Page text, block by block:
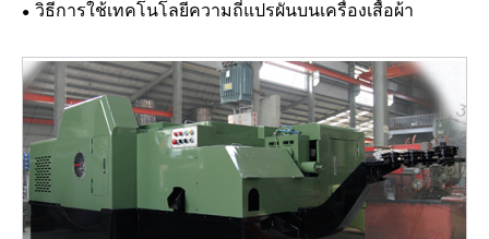
วิธีการใช้เทคโนโลยีความถี่แปรผันบนเครื่องเสื้อผ้า